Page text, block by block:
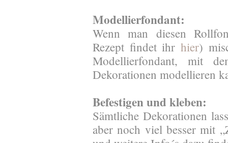
Modellierfondant:
Wenn man diesen
Rezept findet ihr hier)
Modellierfondant, mit
Dekorationen modellieren
Befestigen und kleben:
Sämtliche Dekorationen
aber noch viel besser mit